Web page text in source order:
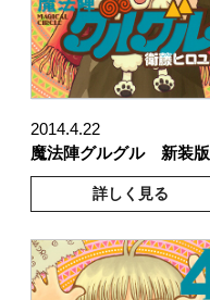
2014.4.22
魔法陣グルグル 新装版
詳しく見る